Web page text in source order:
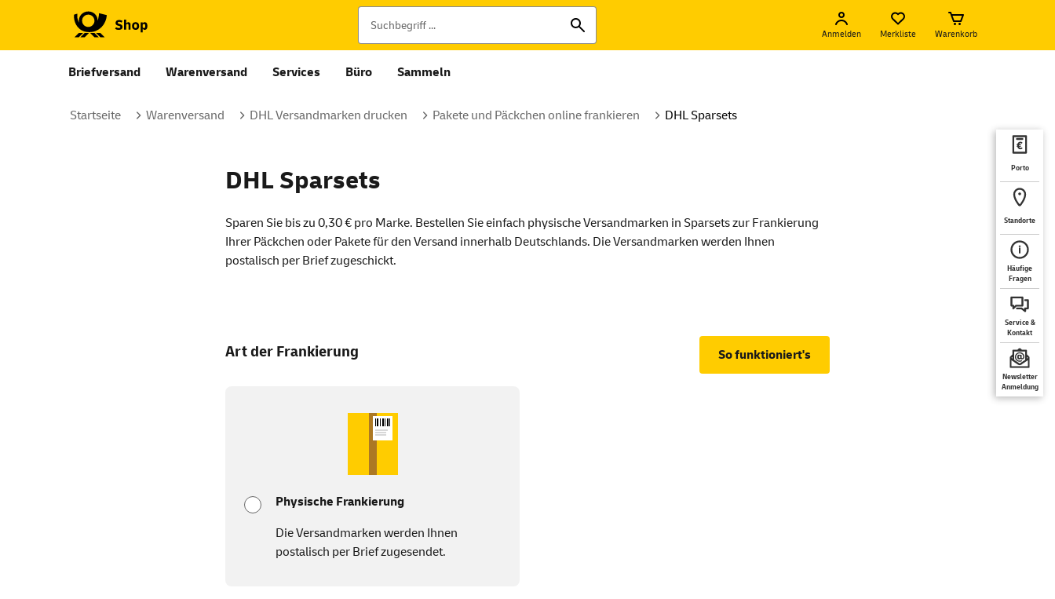
Anmelden Merkliste Warenkorb
Briefversand Warenversand Services Büro Sammeln
Porto
Standorte
Häufige
Fragen
Service &
Kontakt
Newsletter
Anmeldung
Startseite Warenversand DHL Versandmarken drucken Pakete und Päckchen online frankieren DHL Sparsets
DHL Sparsets
Sparen Sie bis zu 0,30 € pro Marke. Bestellen Sie einfach physische Versandmarken in Sparsets zur Frankierung
Ihrer Päckchen oder Pakete für den Versand innerhalb Deutschlands. Die Versandmarken werden Ihnen
postalisch per Brief zugeschickt.
Art der Frankierung So funktioniert's
Physische Frankierung
Die Versandmarken werden Ihnen
postalisch per Brief zugesendet.